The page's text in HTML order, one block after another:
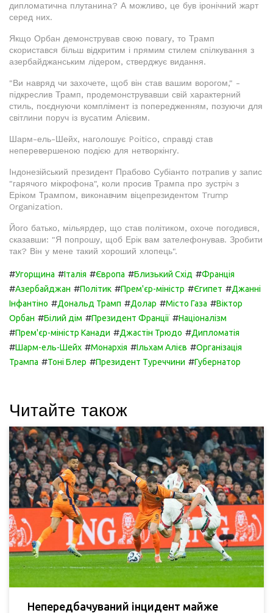
дипломатична плутанина? А можливо, це був іронічний жарт
серед них.
Якщо Орбан демонстрував свою повагу, то Трамп
скористався більш відкритим і прямим стилем спілкування з
азербайджанським лідером, стверджує видання.
"Ви навряд чи захочете, щоб він став вашим ворогом," -
підкреслив Трамп, продемонструвавши свій характерний
стиль, поєднуючи комплімент із попередженням, позуючи для
світлини поруч із вусатим Алієвим.
Шарм-ель-Шейх, наголошує Poitico, справді став
неперевершеною подією для нетворкінгу.
Індонезійський президент Прабово Субіанто потрапив у запис
"гарячого мікрофона", коли просив Трампа про зустріч з
Ерiком Трампом, виконавчим віцепрезидентом Trump
Organization.
Його батько, мільярдер, що став політиком, охоче погодився,
сказавши: "Я попрошу, щоб Ерік вам зателефонував. Зробити
так? Він у мене такий хороший хлопець".
#Угорщина #Італія #Європа #Близький Схід #Франція
#Азербайджан #Політик #Прем'єр-міністр #Єгипет #Джанні
Інфантіно #Дональд Трамп #Долар #Місто Газа #Віктор
Орбан #Білий дім #Президент Франції #Націоналізм
#Прем'єр-міністр Канади #Джастін Трюдо #Дипломатія
#Шарм-ель-Шейх #Монархія #Ільхам Алієв #Організація
Трампа #Тоні Блер #Президент Туреччини #Губернатор
Читайте також
Непередбачуваний інцидент майже